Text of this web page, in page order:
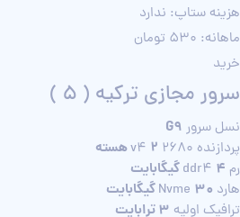
هزینه ستاپ: ندارد
ماهانه: 530 تومان
خرید
سرور مجازی ترکیه ( 5 )
نسل سرور G9
پردازنده 2680 v4 2 هسته
رم ddr4 4 گیگابایت
هارد Nvme 30 گیگابایت
ترافیک اولیه 3 ترابایت